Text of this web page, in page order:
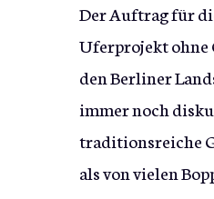
Der Auftrag für
Uferprojekt ohne
den Berliner
immer noch
traditionsreiche
als von vielen